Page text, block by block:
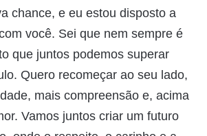
chance, e eu estou disposto a
você. Sei que nem sempre é
que juntos podemos superar
Quero recomeçar ao seu lado,
mais compreensão e, acima
Vamos juntos criar um futuro